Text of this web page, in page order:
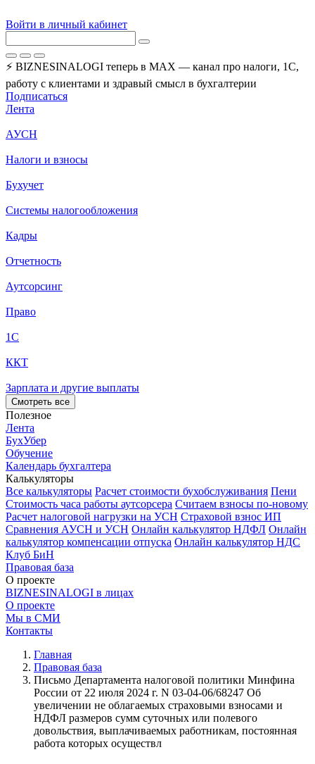
Войти в личный кабинет
⚡ BIZNESINALOGI теперь в MAX — канал про налоги, 1С,
работу с клиентами и здравый смысл в бухгалтерии
Подписаться
Лента
АУСН
Налоги и взносы
Бухучет
Системы налогообложения
Кадры
Отчетность
Аутсорсинг
Право
1С
ККТ
Зарплата и другие выплаты
Смотреть все
Полезное
Лента
БухУбер
Обучение
Календарь бухгалтера
Калькуляторы
Все калькуляторы Расчет стоимости бухобслуживания Пени
Стоимость часа работы аутсорсера Считаем взносы по-новому
Расчет налоговой нагрузки на УСН Страховой взнос ИП
Сравнения АУСН и УСН Онлайн калькулятор НДФЛ Онлайн
калькулятор компенсации отпуска Онлайн калькулятор НДС
Клуб БиН
Правовая база
О проекте
BIZNESINALOGI в лицах
О проекте
Мы в СМИ
Контакты
Главная
Правовая база
Письмо Департамента налоговой политики Минфина
России от 22 июля 2024 г. N 03-04-06/68247 Об
увеличении не облагаемых страховыми взносами и
НДФЛ размеров сумм суточных или полевого
довольствия, выплачиваемых работникам, постоянная
работа которых осуществл